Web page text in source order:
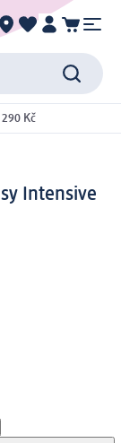
Kč
Intensive